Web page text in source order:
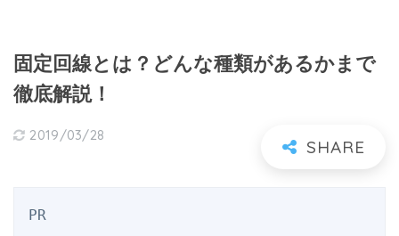
固定回線とは？どんな種類があるかまで
徹底解説！
2019/03/28
PR